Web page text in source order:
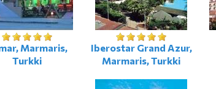
Marmaris,
Turkki
Iberostar Grand Azur,
Marmaris, Turkki